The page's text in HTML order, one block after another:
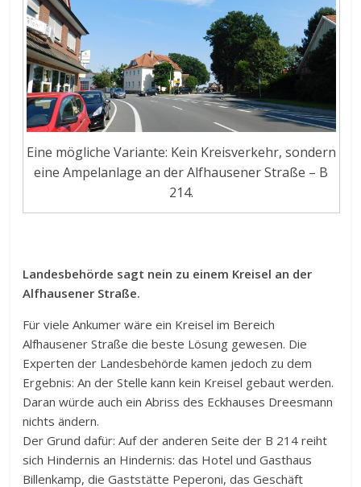
Eine mögliche Variante: Kein Kreisverkehr, sondern
eine Ampelanlage an der Alfhausener Straße – B
214.
Landesbehörde sagt nein zu einem Kreisel an der
Alfhausener Straße.
Für viele Ankumer wäre ein Kreisel im Bereich
Alfhausener Straße die beste Lösung gewesen. Die
Experten der Landesbehörde kamen jedoch zu dem
Ergebnis: An der Stelle kann kein Kreisel gebaut werden.
Daran würde auch ein Abriss des Eckhauses Dreesmann
nichts ändern.
Der Grund dafür: Auf der anderen Seite der B 214 reiht
sich Hindernis an Hindernis: das Hotel und Gasthaus
Billenkamp, die Gaststätte Peperoni, das Geschäft